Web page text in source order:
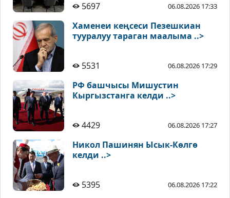
5697 06.08.2026 17:33
Хаменеи кеңсеси Пезешкиан
тууралуу тараган маалыма ..>
5531 06.08.2026 17:29
РФ башчысы Мишустин
Кыргызстанга келди ..>
4429 06.08.2026 17:27
Никол Пашинян Ысык-Көлгө
келди ..>
5395 06.08.2026 17:22